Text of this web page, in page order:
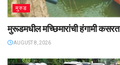
मुरुड
मुरूडमधील मच्छिमारांची हंगामी कसरत
AUGUST 8, 2026